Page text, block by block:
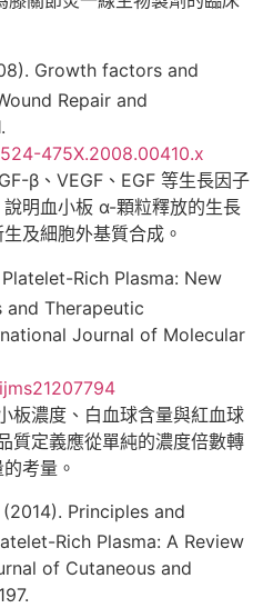
Growth factors and
Repair and
475X.2008.00410.x
β、VEGF、EGF 等生長因子
明血小板 α-顆粒釋放的生長
及細胞外基質合成。
Rich Plasma: New
and Therapeutic
Journal of Molecular
板濃度、白血球含量與紅血球
質定義應從單純的濃度倍數轉
考量。
Principles and
Rich Plasma: A Review
of Cutaneous and